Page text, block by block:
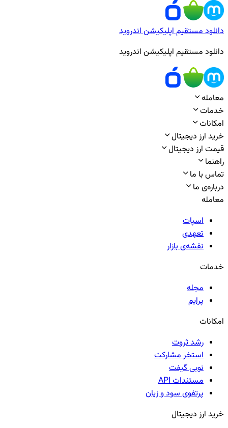
دانلود مستقیم اپلیکیشن اندروید
دانلود مستقیم اپلیکیشن اندروید
معامله
خدمات
امکانات
خرید ارز دیجیتال
قیمت ارز دیجیتال
راهنما
تماس با ما
درباره‌ی ما
معامله
اسپات
تعهدی
نقشه‌ی بازار
خدمات
مجله
پرایم
امکانات
رشد ثروت
استخر مشارکت
نوبی گیفت
مستندات API
پرتفوی سود و زیان
خرید ارز دیجیتال